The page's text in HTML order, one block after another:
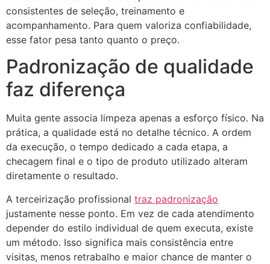
consistentes de seleção, treinamento e
acompanhamento. Para quem valoriza confiabilidade,
esse fator pesa tanto quanto o preço.
Padronização de qualidade
faz diferença
Muita gente associa limpeza apenas a esforço físico. Na
prática, a qualidade está no detalhe técnico. A ordem
da execução, o tempo dedicado a cada etapa, a
checagem final e o tipo de produto utilizado alteram
diretamente o resultado.
A terceirização profissional traz padronização
justamente nesse ponto. Em vez de cada atendimento
depender do estilo individual de quem executa, existe
um método. Isso significa mais consistência entre
visitas, menos retrabalho e maior chance de manter o